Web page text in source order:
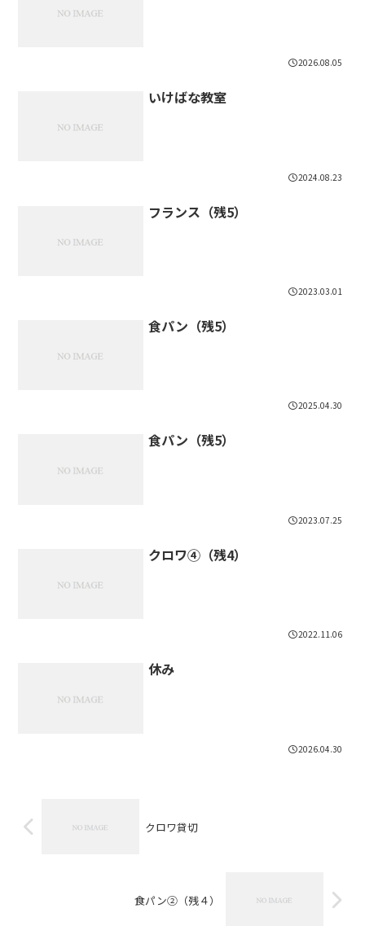
2026.08.05
いけばな教室
2024.08.23
フランス（残5）
2023.03.01
食パン（残5）
2025.04.30
食パン（残5）
2023.07.25
クロワ④（残4）
2022.11.06
休み
2026.04.30
クロワ貸切
食パン②（残４）